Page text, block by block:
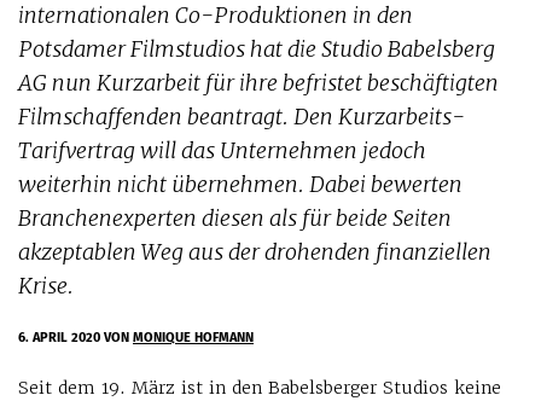
internationalen Co-Produktionen in den
Potsdamer Filmstudios hat die Studio Babelsberg
AG nun Kurzarbeit für ihre befristet beschäftigten
Filmschaffenden beantragt. Den Kurzarbeits-
Tarifvertrag will das Unternehmen jedoch
weiterhin nicht übernehmen. Dabei bewerten
Branchenexperten diesen als für beide Seiten
akzeptablen Weg aus der drohenden finanziellen
Krise.
6. APRIL 2020VONMONIQUE HOFMANN
Seit dem 19. März ist in den Babelsberger Studios keine